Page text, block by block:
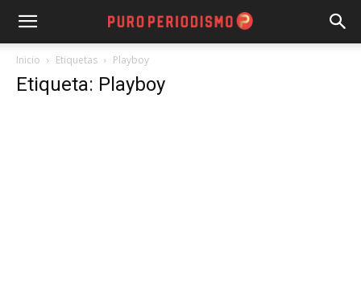
Inicio Etiquetas Playboy
Etiqueta: Playboy